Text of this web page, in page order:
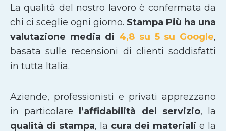
La qualità del nostro lavoro è confermata da
chi ci sceglie ogni giorno. Stampa Più ha una
valutazione media di 4,8 su 5 su Google,
basata sulle recensioni di clienti soddisfatti
in tutta Italia.
Aziende, professionisti e privati apprezzano
in particolare
l’affidabilità del servizio, la
qualità di stampa, la cura dei materiali e la